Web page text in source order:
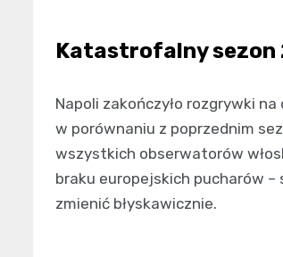
Katastrofalny sezon
Napoli zakończyło rozgrywki
w porównaniu z poprzednim
wszystkich obserwatorów
braku europejskich pucharów –
zmienić błyskawicznie.